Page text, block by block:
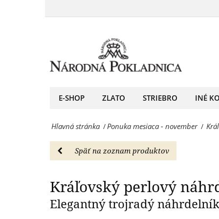
-
periel
Ponuka
mesiaca
november
E-SHOP ZLATO STRIEBRO INÉ
Hlavná stránka /Ponuka mesiaca - november /
Späť na zoznam produktov
Kráľovský perlový
Elegantný trojradý
Ponuka
Národná
-
predný